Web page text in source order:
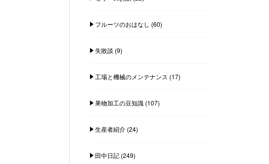
フルーツのおはなし (60)
失敗談 (9)
工場と機械のメンテナンス (17)
果物加工の豆知識(107)
生産者紹介(24)
田中日記(249)